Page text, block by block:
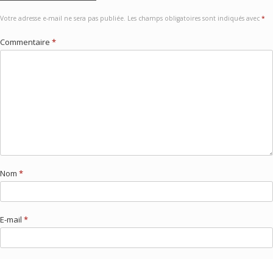
Votre adresse e-mail ne sera pas publiée. Les champs obligatoires sont indiqués avec *
Commentaire *
Nom *
E-mail *